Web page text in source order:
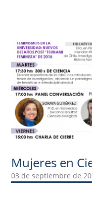
Mujeres en
03 de septiembre de